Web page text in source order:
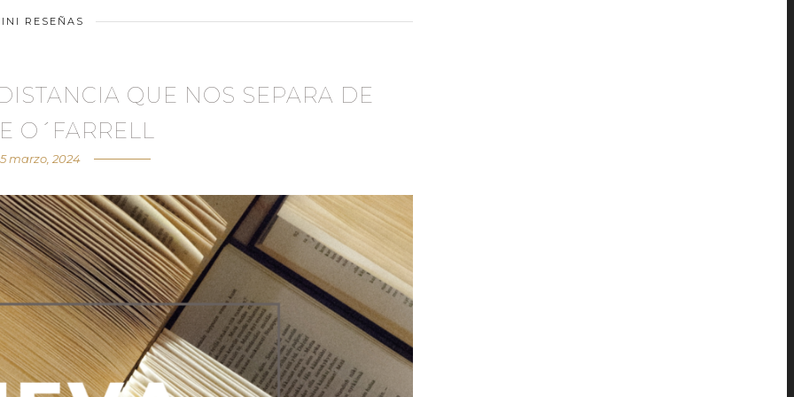
RESEÑAS
QUE NOS SEPARA DE
O´FARRELL
marzo, 2024